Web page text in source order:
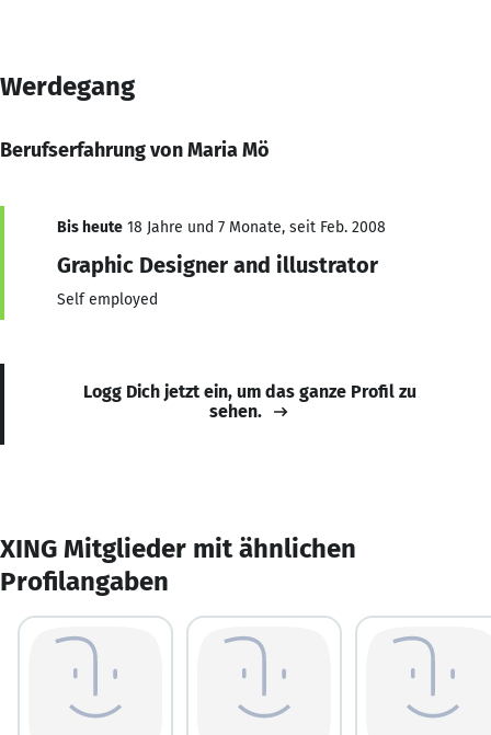
Werdegang
Berufserfahrung von Maria Mö
Bis heute 18 Jahre und 7 Monate, seit Feb. 2008
Graphic Designer and illustrator
Self employed
Logg Dich jetzt ein, um das ganze Profil zu
sehen.
XING Mitglieder mit ähnlichen
Profilangaben